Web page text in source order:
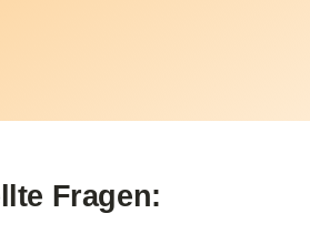
Fragen: